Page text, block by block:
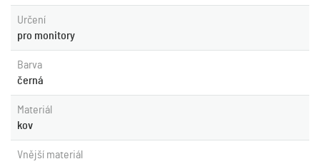
Určení
pro monitory
Barva
černá
Materiál
kov
Vnější materiál